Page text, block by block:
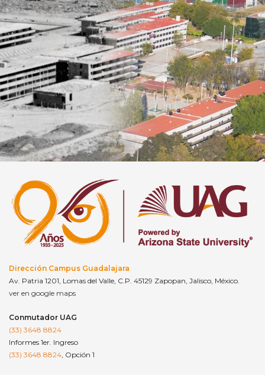
Dirección Campus Guadalajara
Av. Patria 1201, Lomas del Valle, C.P. 45129 Zapopan, Jalisco, México.
ver en google maps
Conmutador UAG
(33) 3648 8824
Informes 1er. Ingreso
(33) 3648 8824, Opción 1